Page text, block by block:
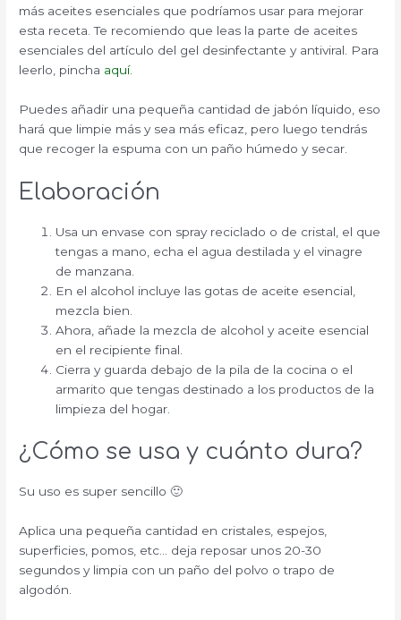
más aceites esenciales que podríamos usar para mejorar
esta receta. Te recomiendo que leas la parte de aceites
esenciales del artículo del gel desinfectante y antiviral. Para
leerlo, pincha aquí.
Puedes añadir una pequeña cantidad de jabón líquido, eso
hará que limpie más y sea más eficaz, pero luego tendrás
que recoger la espuma con un paño húmedo y secar.
Elaboración
Usa un envase con spray reciclado o de cristal, el que
tengas a mano, echa el agua destilada y el vinagre
de manzana.
En el alcohol incluye las gotas de aceite esencial,
mezcla bien.
Ahora, añade la mezcla de alcohol y aceite esencial
en el recipiente final.
Cierra y guarda debajo de la pila de la cocina o el
armarito que tengas destinado a los productos de la
limpieza del hogar.
¿Cómo se usa y cuánto dura?
Su uso es super sencillo 🙂
Aplica una pequeña cantidad en cristales, espejos,
superficies, pomos, etc… deja reposar unos 20-30
segundos y limpia con un paño del polvo o trapo de
algodón.